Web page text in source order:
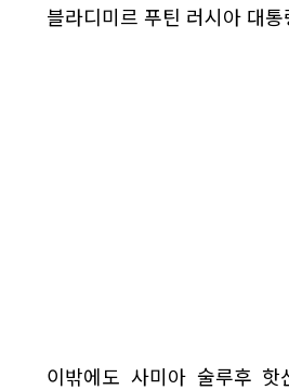
블라디미르 푸틴 러시아 대
이밖에도 사미아 술루후